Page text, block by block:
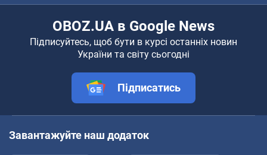
OBOZ.UA в Google News
Підписуйтесь, щоб бути в курсі останніх новин
України та світу сьогодні
Підписатись
Завантажуйте наш додаток